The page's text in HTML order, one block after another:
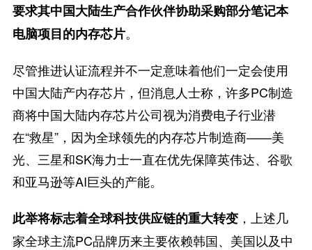
要求其中国大陆生产合作伙伴协助采购部分笔记本
电脑项目的内存芯片。
尽管推进认证流程并不一定意味着他们一定会使用
中国大陆产内存芯片，但消息人士称，许多PC制造
商将中国大陆内存芯片公司视为消费电子行业潜
在“救星”，因为全球领先的内存芯片制造商——美
光、三星和SK海力士一直在优先保障英伟达、谷歌
和亚马逊等AI巨头的产能。
此举将标志着全球科技供应链的重大转变，上述几
家全球主流PC品牌历来主要依赖韩国、美国以及中